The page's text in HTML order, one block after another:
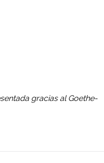
gracias al Goethe-